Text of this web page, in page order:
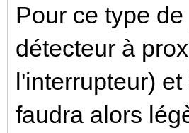
Pour ce type
détecteur à
l'interrupteur)
faudra alors